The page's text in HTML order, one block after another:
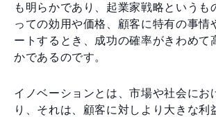
も明らかであり、起業家戦略というも
っての効用や価格、顧客に特有の事情
ートするとき、成功の確率がきわめて
かであるのです。
イノベーションとは、市場や社会にお
り、それは、顧客に対しより大きな利